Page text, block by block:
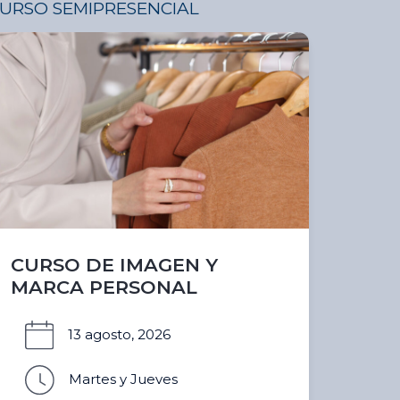
SEMIPRESENCIAL
CURSO DE IMAGEN Y
MARCA PERSONAL
13 agosto, 2026
Martes y Jueves